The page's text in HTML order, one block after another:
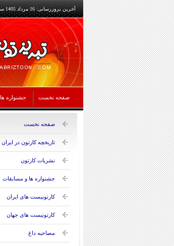
آخرین بروزرسانی: 16 مرداد 1405 ساعت 00:02
صفحه نخست جشنواره ها
صفحه نخست
تاریخچه کارتون در ایران
نشریات کارتون
جشنواره ها و مسابقات
کارتونیست های ایران
کارتونیست های جهان
مصاحبه داغ